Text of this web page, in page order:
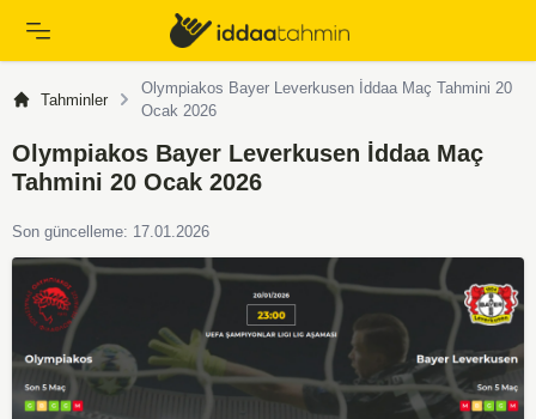
Tahminler
Olympiakos Bayer Leverkusen İddaa Maç Tahmini 20
Ocak 2026
Olympiakos Bayer Leverkusen İddaa Maç
Tahmini 20 Ocak 2026
Son güncelleme: 17.01.2026